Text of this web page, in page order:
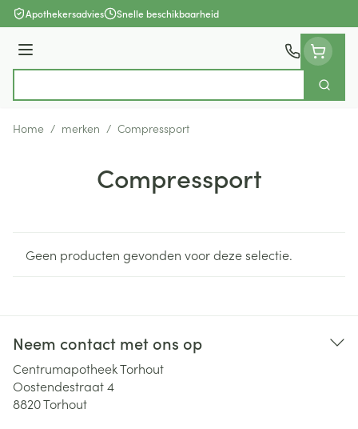
Ga naar de inhoud
Apothekersadvies Snelle beschikbaarheid
Menu
Zoek
Home / merken / Compressport
Compressport
Geen producten gevonden voor deze selectie.
Neem contact met ons op
Centrumapotheek Torhout
Oostendestraat 4
8820Torhout